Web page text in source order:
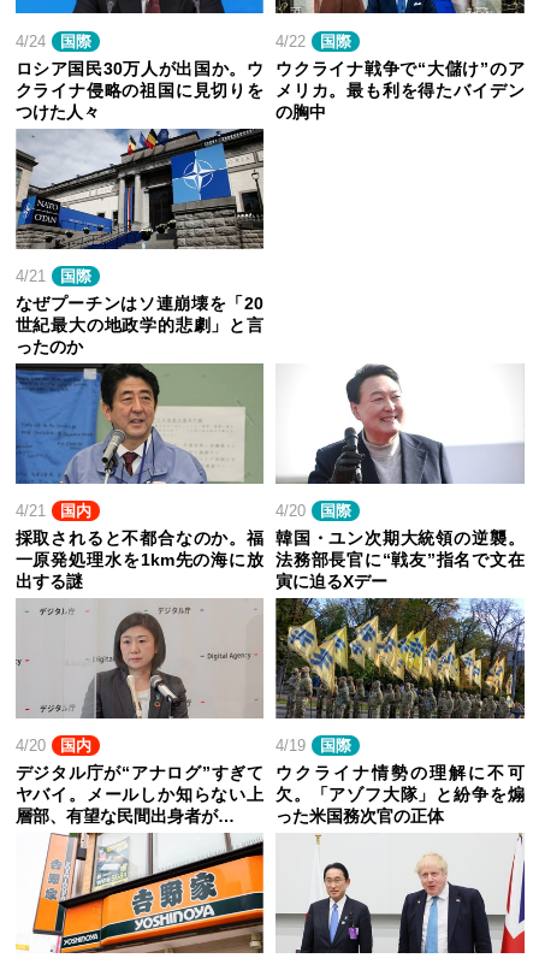
4/24 国際
ロシア国民30万人が出国か。ウ
クライナ侵略の祖国に見切りを
つけた人々
4/22 国際
ウクライナ戦争で“大儲け”のア
メリカ。最も利を得たバイデン
の胸中
4/21 国際
なぜプーチンはソ連崩壊を「20
世紀最大の地政学的悲劇」と言
ったのか
4/21 国内
採取されると不都合なのか。福
一原発処理水を1km先の海に放
出する謎
4/20 国際
韓国・ユン次期大統領の逆襲。
法務部長官に“戦友”指名で文在
寅に迫るXデー
4/20 国内
デジタル庁が“アナログ”すぎて
ヤバイ。メールしか知らない上
層部、有望な民間出身者が…
4/19 国際
ウクライナ情勢の理解に不可
欠。「アゾフ大隊」と紛争を煽
った米国務次官の正体